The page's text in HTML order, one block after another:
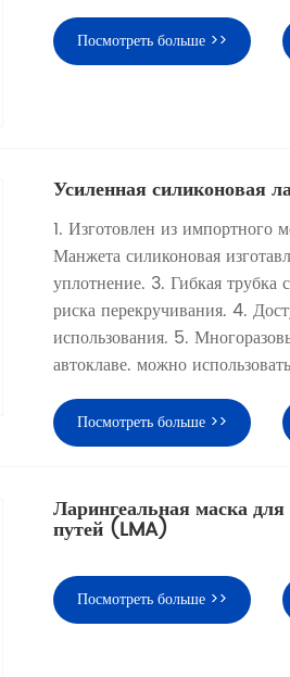
Посмотреть больше >>
Усиленная силиконовая
1. Изготовлен из импортного
Манжета силиконовая
уплотнение. 3. Гибкая
риска перекручивания. 4.
использования. 5.
автоклаве. можно
Посмотреть больше >>
Ларингеальная маска
путей (LMA)
Посмотреть больше >>